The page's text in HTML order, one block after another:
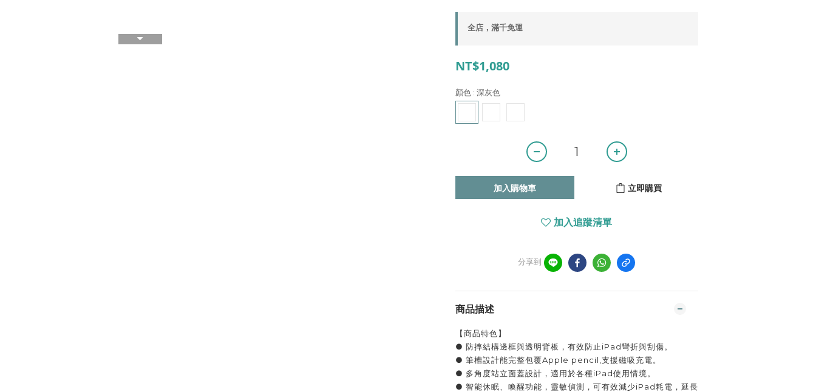
全店，滿千免運
NT$1,080
顏色 : 深灰色
加入購物車 立即購買
加入追蹤清單
分享到
商品描述
【商品特色】
● 防摔結構邊框與透明背板，有效防止iPad彎折與刮傷。
● 筆槽設計能完整包覆Apple pencil,支援磁吸充電。
● 多角度站立面蓋設計，適用於各種iPad使用情境。
● 智能休眠、喚醒功能，靈敏偵測，可有效減少iPad耗電，延長